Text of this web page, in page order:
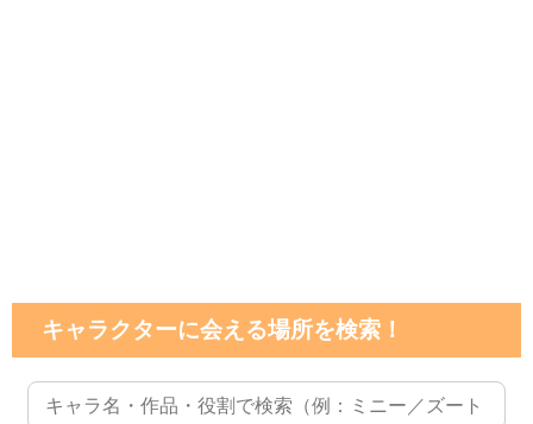
キャラクターに会える場所を検索！